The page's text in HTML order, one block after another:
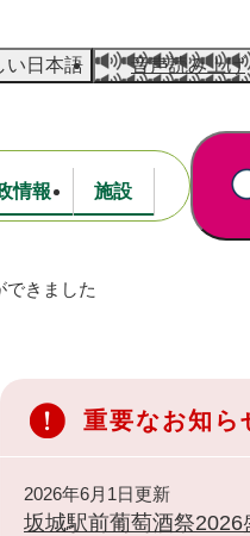
い日本語 音声読み上げ
道路・公園
情報
財政
施設
できました
重要なお知ら
2026年6月1日更新
坂城駅前葡萄酒祭2026